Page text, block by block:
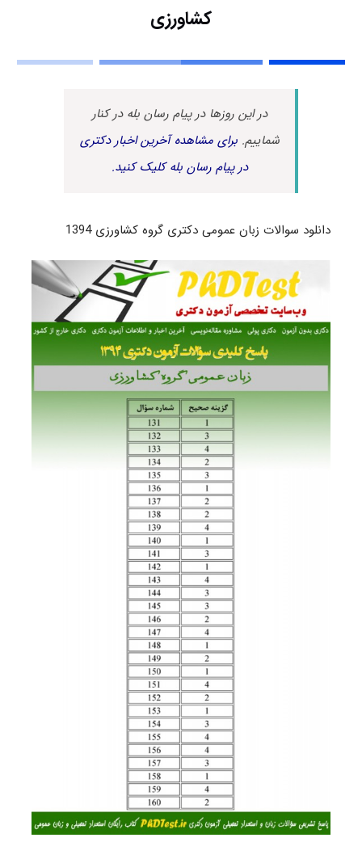
کشاورزی
در این روزها در پیام رسان بله در کنار
شماییم.برای مشاهده آخرین اخبار دکتری
در پیام رسان بله کلیک کنید.
دانلود سوالات زبان عمومی دکتری گروه کشاورزی 1394